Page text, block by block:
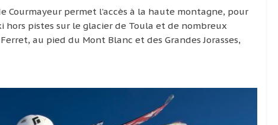
Courmayeur permet l’accès à la haute montagne, pour
hors pistes sur le glacier de Toula et de nombreux
au pied du Mont Blanc et des Grandes Jorasses,